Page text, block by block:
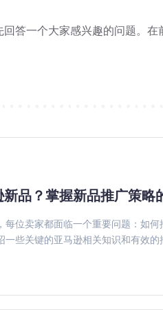
这又是什么新兴工具？这和亚
个流程包含 7 个环节，环环相
执行，涉及 FBA、
面几次案例分享之后也有一些
点里会影响
逊后台，看着蹭蹭上涨的广告
近对卖家后台的添加变体功能
多数卖家，在提报亚马逊
近在浏览前台的时候发现了一
一次接触到巧豚豚和亚马逊
家对 WOOT 的印象还停留在"
巧豚豚了解到，2026 年
今天的 Woot BD 实战案例之前
键词
品？掌握新品推广策略
每位卖家都面临一个重要问题：如何
一些关键的亚马逊相关知识和有效的